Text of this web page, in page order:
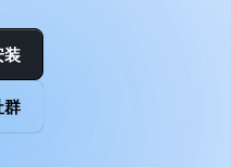
装
群